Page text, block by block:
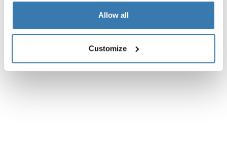
Allow all
Customize
Toggle overview